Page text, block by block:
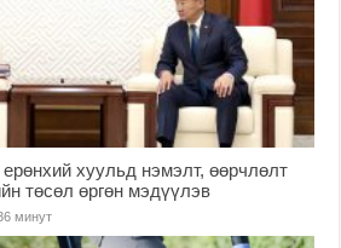
хуульд нэмэлт, өөрчлөлт
төсөл өргөн мэдүүлэв
минут